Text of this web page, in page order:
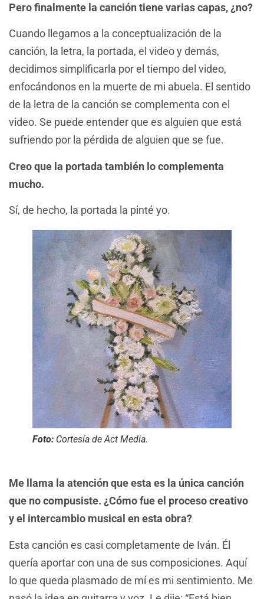
Pero finalmente la canción tiene varias capas, ¿no?
Cuando llegamos a la conceptualización de la
canción, la letra, la portada, el video y demás,
decidimos simplificarla por el tiempo del video,
enfocándonos en la muerte de mi abuela. El sentido
de la letra de la canción se complementa con el
video. Se puede entender que es alguien que está
sufriendo por la pérdida de alguien que se fue.
Creo que la portada también lo complementa
mucho.
Sí, de hecho, la portada la pinté yo.
Foto: Cortesía de Act Media.
Me llama la atención que esta es la única canción
que no compusiste. ¿Cómo fue el proceso creativo
y el intercambio musical en esta obra?
Esta canción es casi completamente de Iván. Él
quería aportar con una de sus composiciones. Aquí
lo que queda plasmado de mí es mi sentimiento. Me